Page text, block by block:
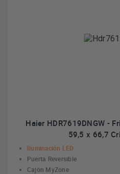
Haier HDR7619DNGW -
59,5 x 66,7
Iluminación LED
Puerta Reversible
Cajón MyZone